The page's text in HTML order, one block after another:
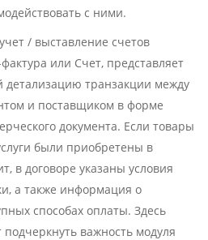
с ними.
/ выставление счетов
или Счет, представляет
детализацию транзакции между
и поставщиком в форме
документа. Если товары
были приобретены в
в договоре указаны условия
а также информация о
способах оплаты. Здесь
подчеркнуть важность модуля